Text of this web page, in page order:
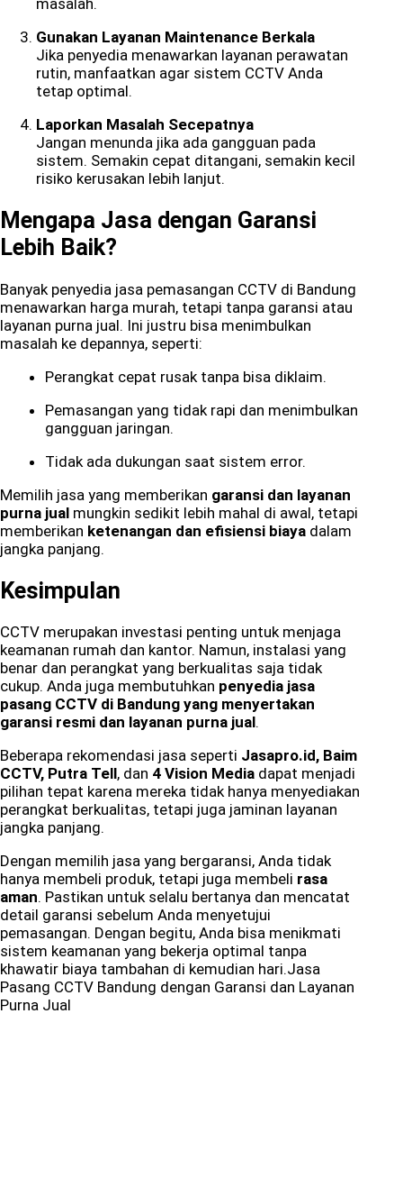
masalah.
Gunakan Layanan Maintenance Berkala
Jika penyedia menawarkan layanan perawatan
rutin, manfaatkan agar sistem CCTV Anda
tetap optimal.
Laporkan Masalah Secepatnya
Jangan menunda jika ada gangguan pada
sistem. Semakin cepat ditangani, semakin kecil
risiko kerusakan lebih lanjut.
Mengapa Jasa dengan Garansi
Lebih Baik?
Banyak penyedia jasa pemasangan CCTV di Bandung
menawarkan harga murah, tetapi tanpa garansi atau
layanan purna jual. Ini justru bisa menimbulkan
masalah ke depannya, seperti:
Perangkat cepat rusak tanpa bisa diklaim.
Pemasangan yang tidak rapi dan menimbulkan
gangguan jaringan.
Tidak ada dukungan saat sistem error.
Memilih jasa yang memberikan garansi dan layanan
purna jual mungkin sedikit lebih mahal di awal, tetapi
memberikan ketenangan dan efisiensi biaya dalam
jangka panjang.
Kesimpulan
CCTV merupakan investasi penting untuk menjaga
keamanan rumah dan kantor. Namun, instalasi yang
benar dan perangkat yang berkualitas saja tidak
cukup. Anda juga membutuhkan penyedia jasa
pasang CCTV di Bandung yang menyertakan
garansi resmi dan layanan purna jual.
Beberapa rekomendasi jasa seperti Jasapro.id, Baim
CCTV, Putra Tell, dan 4 Vision Media dapat menjadi
pilihan tepat karena mereka tidak hanya menyediakan
perangkat berkualitas, tetapi juga jaminan layanan
jangka panjang.
Dengan memilih jasa yang bergaransi, Anda tidak
hanya membeli produk, tetapi juga membeli rasa
aman. Pastikan untuk selalu bertanya dan mencatat
detail garansi sebelum Anda menyetujui
pemasangan. Dengan begitu, Anda bisa menikmati
sistem keamanan yang bekerja optimal tanpa
khawatir biaya tambahan di kemudian hari.Jasa
Pasang CCTV Bandung dengan Garansi dan Layanan
Purna Jual